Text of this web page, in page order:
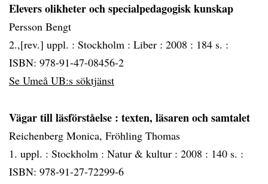
Elevers olikheter och specialpedagogisk kunskap
Persson Bengt
2.,[rev.] uppl. : Stockholm : Liber : 2008 : 184 s. :
ISBN: 978-91-47-08456-2
Se Umeå UB:s söktjänst
Vägar till läsförståelse : texten, läsaren och samtalet
Reichenberg Monica, Fröhling Thomas
1. uppl. : Stockholm : Natur & kultur : 2008 : 140 s. :
ISBN: 978-91-27-72299-6